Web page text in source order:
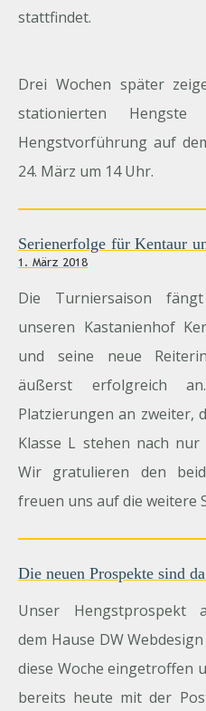
stattfindet.
Drei Wochen später
stationierten
Hengstvorführung auf
24. März um 14 Uhr.
Serienerfolge für Kentaur
1. März 2018
Die Turniersaison
unseren Kastanienhof
und seine neue
äußerst erfolgreich
Platzierungen an zweiter,
Klasse L stehen nach
Wir gratulieren den
freuen uns auf die weitere
Die neuen Prospekte sind
Unser Hengstprospekt
dem Hause DW
diese Woche eingetroffen
bereits heute mit der